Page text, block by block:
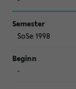
SoSe 1998
-